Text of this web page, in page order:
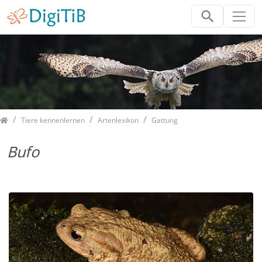
HomeTiere kennenlernen Artenlexikon Gattung
Bufo